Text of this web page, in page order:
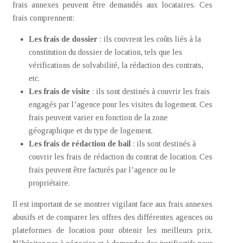
frais annexes peuvent être demandés aux locataires. Ces
frais comprennent:
Les frais de dossier : ils couvrent les coûts liés à la
constitution du dossier de location, tels que les
vérifications de solvabilité, la rédaction des contrats,
etc.
Les frais de visite : ils sont destinés à couvrir les frais
engagés par l’agence pour les visites du logement. Ces
frais peuvent varier en fonction de la zone
géographique et du type de logement.
Les frais de rédaction de bail : ils sont destinés à
couvrir les frais de rédaction du contrat de location. Ces
frais peuvent être facturés par l’agence ou le
propriétaire.
Il est important de se montrer vigilant face aux frais annexes
abusifs et de comparer les offres des différentes agences ou
plateformes de location pour obtenir les meilleurs prix.